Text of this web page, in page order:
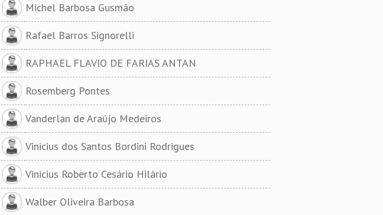
Michel Barbosa Gusmão
Rafael Barros Signorelli
RAPHAEL FLAVIO DE FARIAS ANTAN
Rosemberg Pontes
Vanderlan de Araújo Medeiros
Vinicius dos Santos Bordini Rodrigues
Vinicius Roberto Cesário Hilário
Walber Oliveira Barbosa